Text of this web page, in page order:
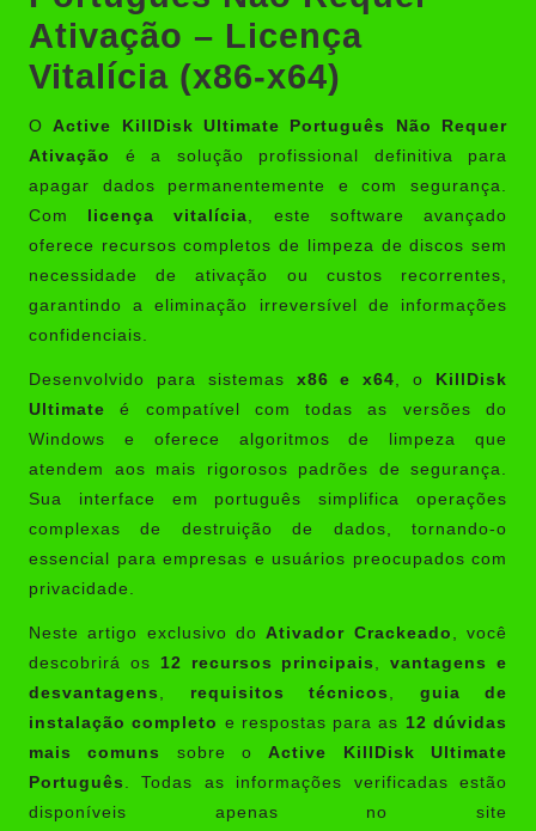
Ativação – Licença
Vitalícia (x86-x64)
OActive KillDisk Ultimate Português Não Requer
Ativação
é a solução profissional definitiva para
apagar dados permanentemente e com segurança.
Com
licença vitalícia , este software avançado
oferece recursos completos de limpeza de discos sem
necessidade de ativação ou custos recorrentes,
garantindo a eliminação irreversível de informações
confidenciais.
Desenvolvido para sistemas x86 e x64 , o
KillDisk
Ultimate é compatível com todas as versões do
Windows e oferece algoritmos de limpeza que
atendem aos mais rigorosos padrões de segurança.
Sua interface em português simplifica operações
complexas de destruição de dados, tornando-o
essencial para empresas e usuários preocupados com
privacidade.
Neste artigo exclusivo doAtivador Crackeado
, você
descobrirá os 12 recursos principais ,vantagens e
desvantagens
requisitos técnicos
guia de
instalação completo e respostas para as 12 dúvidas
mais comuns
sobre oActive KillDisk Ultimate
Português
. Todas as informações verificadas estão
disponíveis apenas no site